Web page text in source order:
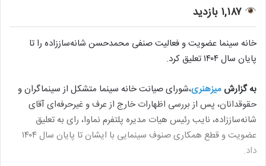
۱,۱۸۷ بازدید
خانه سینما عضویت و فعالیت صنفی محمدحسن شانه‌ساززاده را تا
پایان سال ۱۴۰۴ تعلیق کرد.
به گزارش میزهنری،شورای صیانت خانه سینما متشکل از سینماگران و
حقوقدانان، پس از بررسی اظهارات خارج از عرف و غیرحرفه‌ای آقای
شانه‌ساززاده، نایب رئیس هیات مدیره پلتفرم نماوا، رای به تعلیق
عضویت و قطع همکاری صنوف سینمایی با ایشان تا پایان سال ۱۴۰۴
داد.